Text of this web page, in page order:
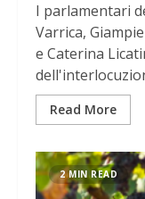
I parlamentari
Varrica,
e Caterina
Read More
2 MIN READ